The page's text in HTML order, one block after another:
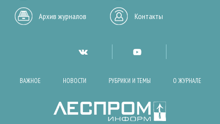
Архив журналов Контакты
ВАЖНОЕ НОВОСТИ РУБРИКИ И ТЕМЫ О ЖУРНАЛЕ